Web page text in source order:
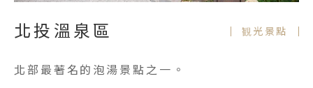
北投溫泉區 観光景點
北部最著名的泡湯景點之一。